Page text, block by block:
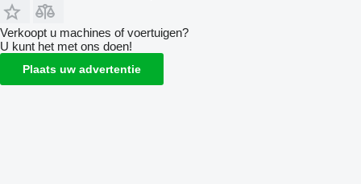
Verkoopt u machines of voertuigen?
U kunt het met ons doen!
Plaats uw advertentie